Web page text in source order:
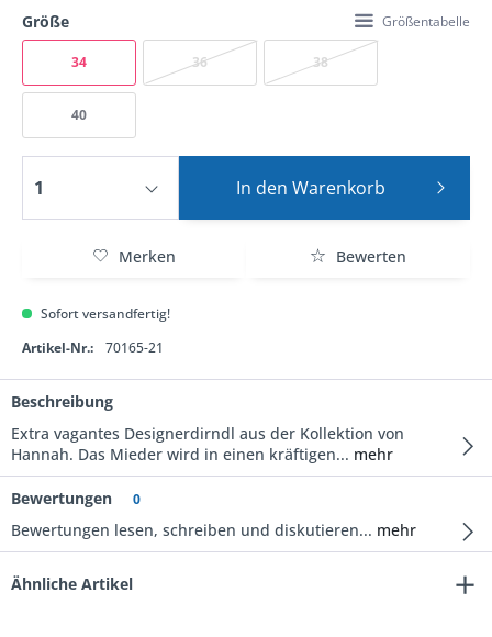
Größe Größentabelle
34 36 38
40
In den Warenkorb
Merken Bewerten
Sofort versandfertig!
Artikel-Nr.:
70165-21
Beschreibung
Extra vagantes Designerdirndl aus der Kollektion von
Hannah. Das Mieder wird in einen kräftigen... mehr
Bewertungen 0
Bewertungen lesen, schreiben und diskutieren... mehr
Ähnliche Artikel